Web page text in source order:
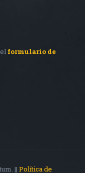
formulario de
|| Política de